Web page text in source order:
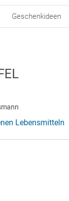
Geschenkideen
Lebensmitteln